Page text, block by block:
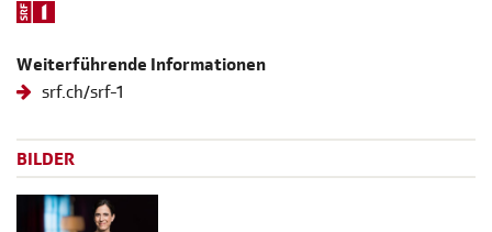
Weiterführende Informationen
srf.ch/srf-1
BILDER